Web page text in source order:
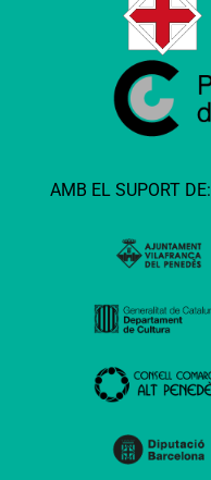
AMB EL SUPORT DE: